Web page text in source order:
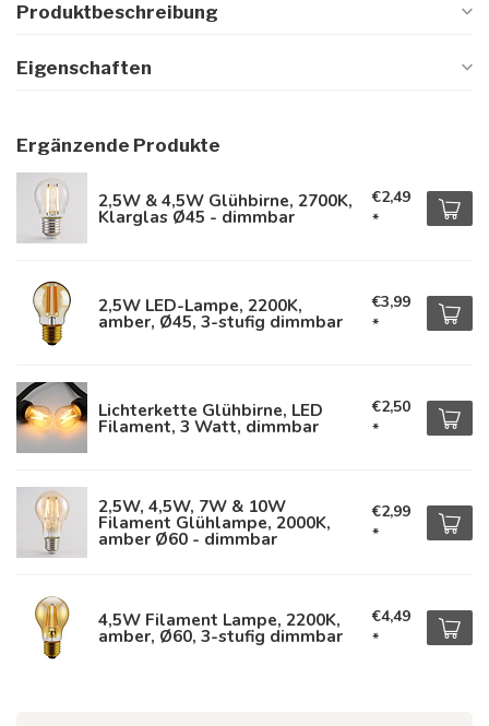
Produktbeschreibung
Eigenschaften
Ergänzende Produkte
2,5W & 4,5W Glühbirne, 2700K,
Klarglas Ø45 - dimmbar
€2,49
*
2,5W LED-Lampe, 2200K,
amber, Ø45, 3-stufig dimmbar
€3,99
*
Lichterkette Glühbirne, LED
Filament, 3 Watt, dimmbar
€2,50
*
2,5W, 4,5W, 7W & 10W
Filament Glühlampe, 2000K,
amber Ø60 - dimmbar
€2,99
*
4,5W Filament Lampe, 2200K,
amber, Ø60, 3-stufig dimmbar
€4,49
*